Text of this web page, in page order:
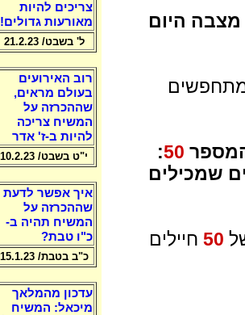
היום
50
:
שמכילים
50 חיילים
צריכים להיות
מאורעות גדולים!
ל' בשבט/ 21.2.23
רוב האירועים
בעולם מראים,
שההכרזה על
המשיח צריכה
להיות ב-ז' אדר
י"ט בשבט/ 10.2.23
איך אפשר לדעת
שההכרזה על
המשיח תהיה ב-
כ"ו טבת?
כ"ב בטבת/ 15.1.23
עדכון מהמלאך
מיכאל: המשיח